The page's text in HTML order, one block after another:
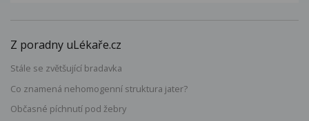
Z poradny uLékaře.cz
Stále se zvětšující bradavka
Co znamená nehomogenní struktura jater?
Občasné píchnutí pod žebry